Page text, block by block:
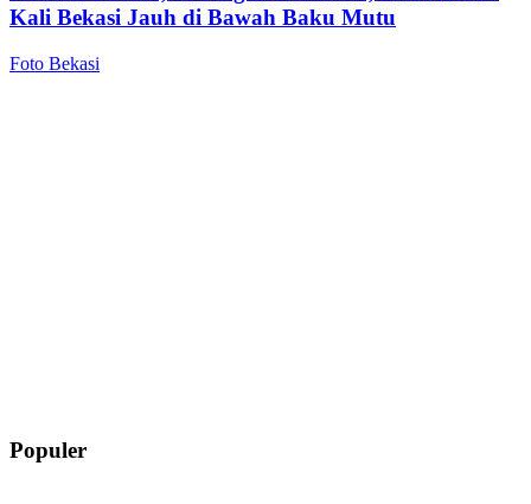
Kali Bekasi Jauh di Bawah Baku Mutu
Foto Bekasi
Populer